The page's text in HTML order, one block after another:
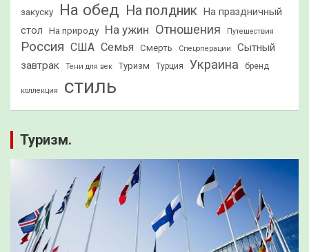
закуску На обед На полдник
На праздничный
стол
На природу На ужин Отношения Путешествия
Россия США Семья Смерть Спецоперации
Сытный
завтрак
Тени для век Туризм Турция Украина бренд
коллекция стиль
Туризм.